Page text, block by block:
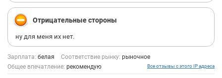
Отрицательные стороны
ну для меня их нет.
Зарплата: белая Соответствие рынку: рыночное
Общее впечатление: рекомендую Все отзывы с этого IP адреса